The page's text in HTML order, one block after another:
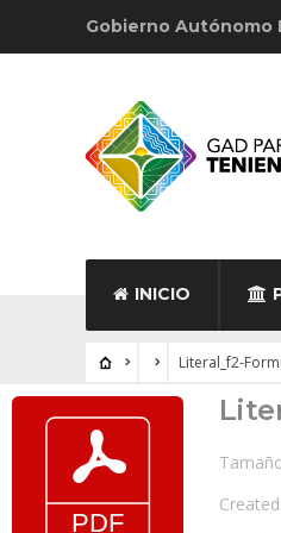
Gobierno Autónomo
INICIO
Literal_f2-